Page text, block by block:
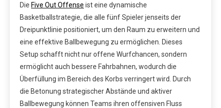
Die Five Out Offense ist eine dynamische
Basketballstrategie, die alle fünf Spieler jenseits der
Dreipunktlinie positioniert, um den Raum zu erweitern und
eine effektive Ballbewegung zu ermöglichen. Dieses
Setup schafft nicht nur offene Wurfchancen, sondern
ermöglicht auch bessere Fahrbahnen, wodurch die
Überfüllung im Bereich des Korbs verringert wird. Durch
die Betonung strategischer Abstände und aktiver
Ballbewegung können Teams ihren offensiven Fluss